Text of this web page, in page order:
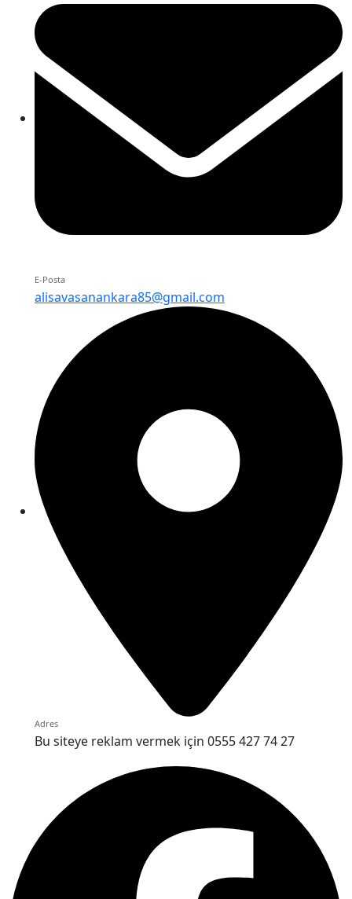
E-Posta
alisavasanankara85@gmail.com
Adres
Bu siteye reklam vermek için 0555 427 74 27